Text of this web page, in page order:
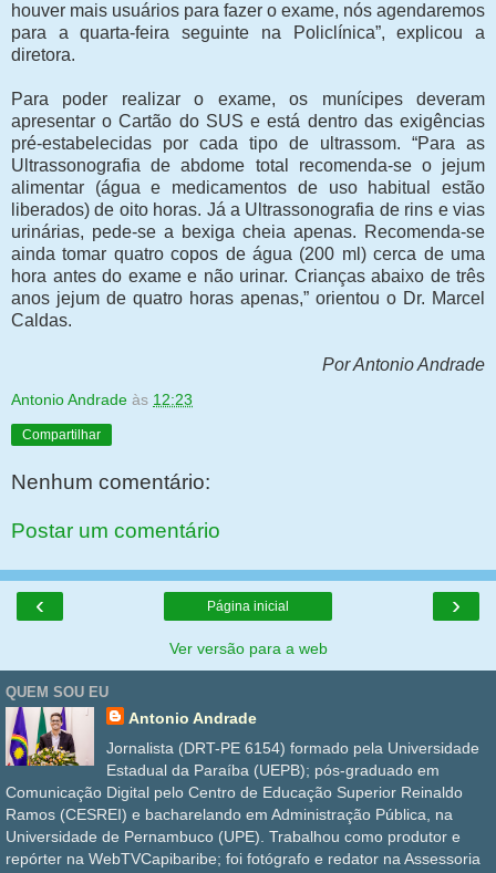
houver mais usuários para fazer o exame, nós agendaremos
para a quarta-feira seguinte na Policlínica”, explicou a
diretora.
Para poder realizar o exame, os munícipes deveram
apresentar o Cartão do SUS e está dentro das exigências
pré-estabelecidas por cada tipo de ultrassom. “Para as
Ultrassonografia de abdome total recomenda-se o jejum
alimentar (água e medicamentos de uso habitual estão
liberados) de oito horas. Já a Ultrassonografia de rins e vias
urinárias, pede-se a bexiga cheia apenas. Recomenda-se
ainda tomar quatro copos de água (200 ml) cerca de uma
hora antes do exame e não urinar. Crianças abaixo de três
anos jejum de quatro horas apenas,” orientou o Dr. Marcel
Caldas.
Por Antonio Andrade
Antonio Andrade às 12:23
Compartilhar
Nenhum comentário:
Postar um comentário
‹ ›
Página inicial
Ver versão para a web
QUEM SOU EU
Antonio Andrade
Jornalista (DRT-PE 6154) formado pela Universidade
Estadual da Paraíba (UEPB); pós-graduado em
Comunicação Digital pelo Centro de Educação Superior Reinaldo
Ramos (CESREI) e bacharelando em Administração Pública, na
Universidade de Pernambuco (UPE). Trabalhou como produtor e
repórter na WebTVCapibaribe; foi fotógrafo e redator na Assessoria